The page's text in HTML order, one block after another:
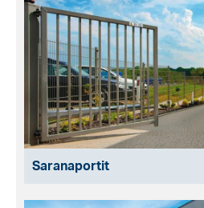
Saranaportit